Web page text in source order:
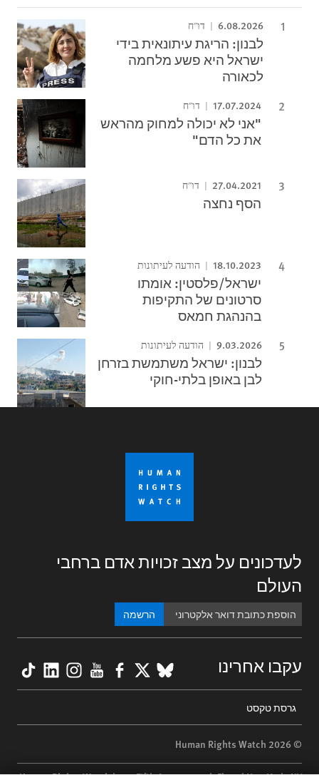
6.08.2026 דו"ח
לבנון: הריגת עיתונאית בידי
ישראל היא פשע מלחמה
לכאורה
17.07.2024 דו"ח
"אני לא יכולה למחוק מהראש
את כל הדם"
27.04.2021 דו"ח
הסף נחצה
18.10.2023 הודעה לעיתונות
ישראל/פלסטין: אומתו
סרטונים של התקיפות
בהנהגת חמאס
9.03.2026 הודעה לעיתונות
לבנון: ישראל משתמשת בזרחן
לבן באופן בלתי-חוקי
לעדכונים על מצב זכויות אדם ברחבי
העולם
הרשמה
עקבו אחרינו BlueSky
X
Facebook
YouTube
menu
גרסת טקסט
© 2026 Human Rights Watch